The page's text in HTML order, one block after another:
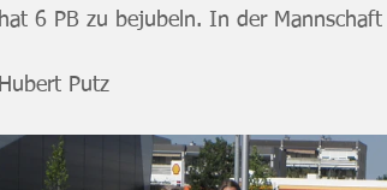
hat 6 PB zu bejubeln. In der
Hubert Putz